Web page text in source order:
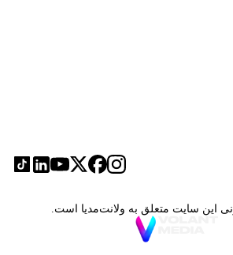
این سایت متعلق به ولانت‌مدیا است.